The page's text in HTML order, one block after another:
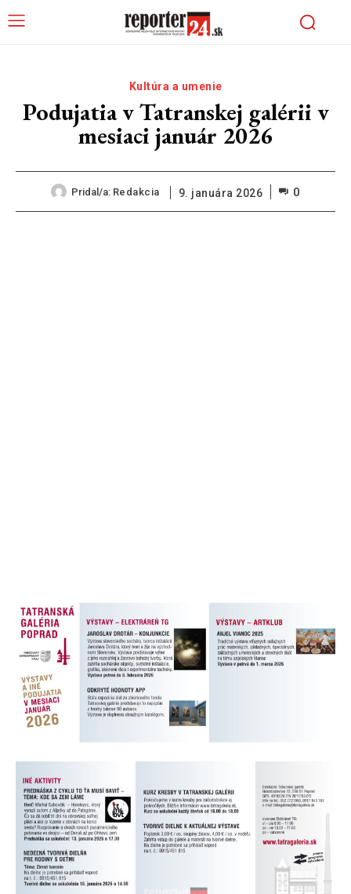
Kultúra a umenie
Podujatia v Tatranskej galérii v
mesiaci január 2026
Pridal/a: Redakcia 9. januára 2026 0